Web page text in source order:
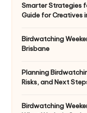
Smarter Strategies
Guide for Creatives
Birdwatching
Brisbane
Planning
Risks, and Next
Birdwatching